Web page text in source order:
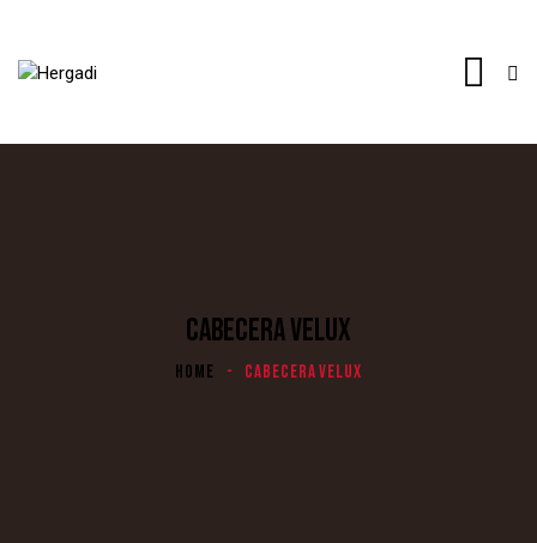
CABECERA VELUX
HOME CABECERA VELUX